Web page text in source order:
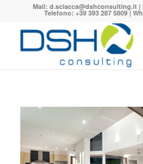
Mail:d.sciacca@dshconsulting.it |
Telefono: +39 393 287 5809 |